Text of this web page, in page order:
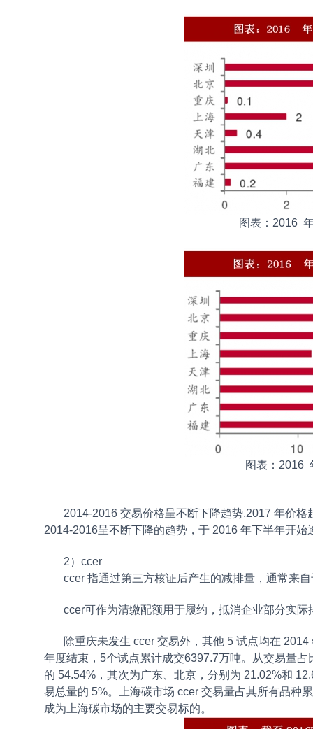
图表：2016
图表：2016
2014-2016 交易价格呈不断下降趋势,2017 年价
2014-2016呈不断下降的趋势，于 2016 年下半年开始
2）ccer
ccer 指通过第三方核证后产生的减排量，通常来
ccer可作为清缴配额用于履约，抵消企业部分实
除重庆未发生 ccer 交易外，其他 5 试点均在
年度结束，5个试点累计成交6397.7万吨。从交易量
的 54.54%，其次为广东、北京，分别为 21.02%和
易总量的 5%。上海碳市场 ccer 交易量占其所有品种
成为上海碳市场的主要交易标的。